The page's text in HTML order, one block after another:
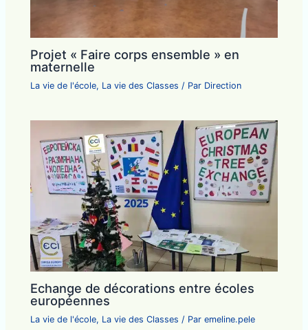
Projet « Faire corps ensemble » en
maternelle
La vie de l'école, La vie des Classes / Par Direction
Echange de décorations entre écoles
européennes
La vie de l'école, La vie des Classes / Paremeline.pele